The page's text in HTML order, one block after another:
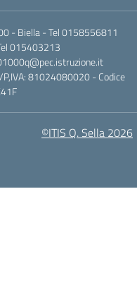
- Biella - Tel 0158556811
015403213
P,IVA: 81024080020 - Codice
©ITIS Q. Sella 2026